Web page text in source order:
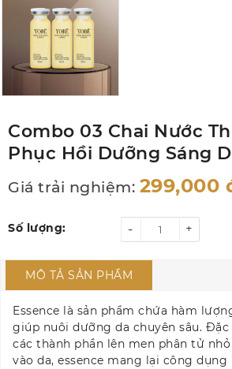
Combo 03 Chai Nước
Phục Hồi Dưỡng Sáng
Giá trải nghiệm: 299,000
Số lượng: +
-
MÔ TẢ SẢN PHẨM
Essence là sản phẩm chứa hàm
giúp nuôi dưỡng da chuyên sâu.
các thành phần lên men phân tử
vào da, essence mang lại công dụng